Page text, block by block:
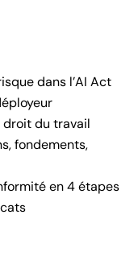
dans l’AI Act
droit du travail
fondements,
en 4 étapes